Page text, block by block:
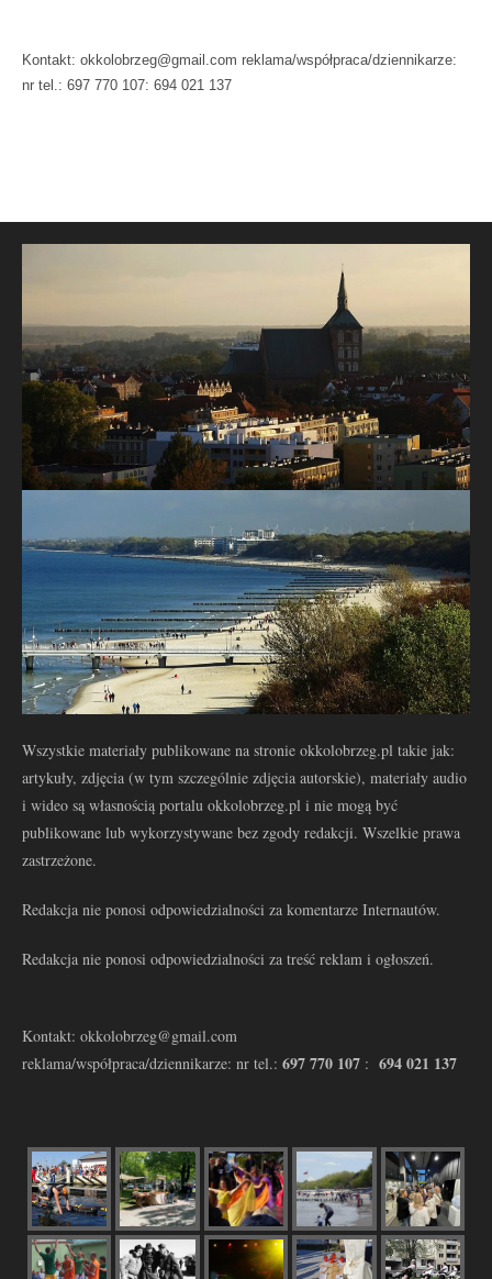
Kontakt: okkolobrzeg@gmail.com reklama/współpraca/dziennikarze:
nr tel.: 697 770 107: 694 021 137
Wszystkie materiały publikowane na stronie okkolobrzeg.pl takie jak:
artykuły, zdjęcia (w tym szczególnie zdjęcia autorskie), materiały audio
i wideo są własnością portalu okkolobrzeg.pl i nie mogą być
publikowane lub wykorzystywane bez zgody redakcji. Wszelkie prawa
zastrzeżone.
Redakcja nie ponosi odpowiedzialności za komentarze Internautów.
Redakcja nie ponosi odpowiedzialności za treść reklam i ogłoszeń.
Kontakt: okkolobrzeg@gmail.com
reklama/współpraca/dziennikarze: nr tel.: 697 770 107 : 694 021 137